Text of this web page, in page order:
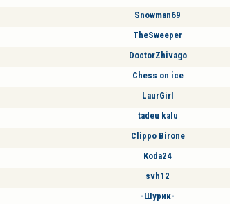
Snowman69
TheSweeper
DoctorZhivago
Chess on ice
LaurGirl
tadeu kalu
Clippo Birone
Koda24
svh12
-Шурик-